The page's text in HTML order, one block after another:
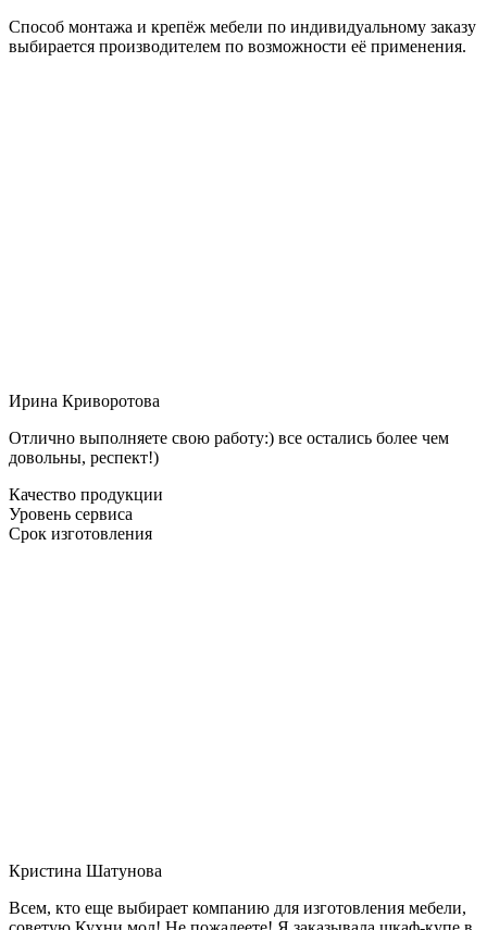
Способ монтажа и крепёж мебели по индивидуальному заказу
выбирается производителем по возможности её применения.
Ирина Криворотова
Отлично выполняете свою работу:) все остались более чем
довольны, респект!)
Качество продукции
Уровень сервиса
Срок изготовления
Кристина Шатунова
Всем, кто еще выбирает компанию для изготовления мебели,